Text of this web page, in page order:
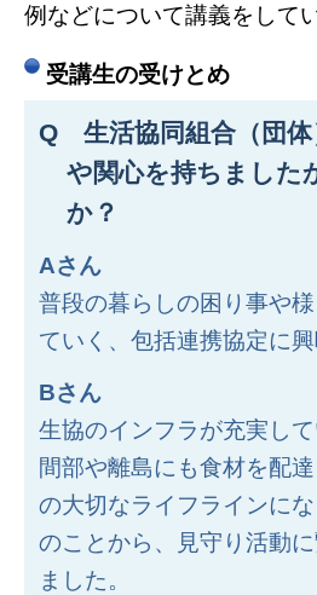
例などについて講義をして
受講生の受けとめ
Q 生活協同組合（団
や関心を持ちました
か？
Aさん
普段の暮らしの困り事や
ていく、包括連携協定に
Bさん
生協のインフラが充実し
間部や離島にも食材を配
の大切なライフラインに
のことから、見守り活動
ました。